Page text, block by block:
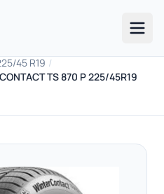
45 R19 /
TS 870 P 225/45R19